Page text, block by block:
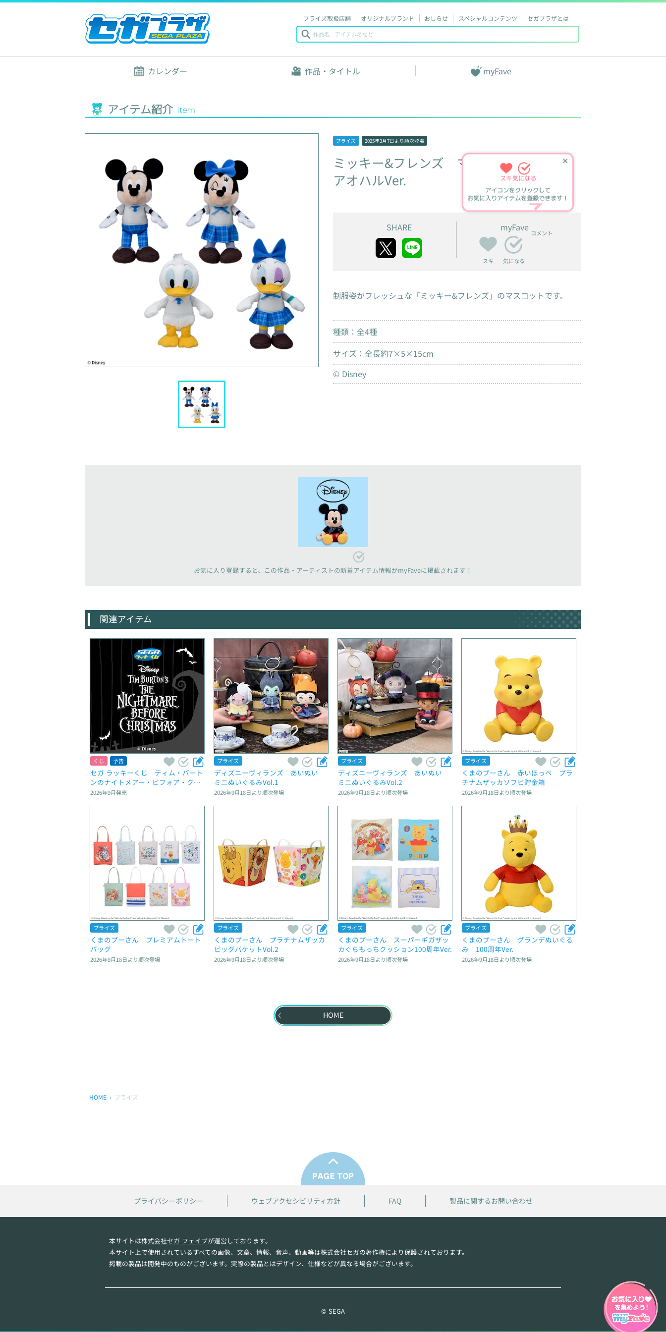
プライズ取扱店舗 オリジナルブランド おしらせ スペシャルコンテンツ セガプラザとは
カレンダー 作品・タイトル myFave
アイテム紹介 Item
プライズ 2025年3月7日 より順次登場
ミッキー&フレンズ
マスコット
アオハルVer.
✕
スキ気になる
アイコンをクリックして
お気に入りアイテムを登録できます！
SHARE myFave
スキ 気になる
コメント
制服姿がフレッシュな「ミッキー&フレンズ」のマスコットです。
種類：全4種
サイズ：全長約7×5×15cm
© Disney
お気に入り登録すると、 この作品・アーティストの新着アイテム情報がmyFaveに掲載されます！
関連アイテム
くじ 予告
セガ ラッキーくじ　ティム・バート
ンのナイトメアー・ビフォア・クリ
スマス
2026年9月発売
プライズ
ディズニーヴィランズ　あいぬい
ミニぬいぐるみVol.1
2026年9月18日より順次登場
プライズ
ディズニーヴィランズ　あいぬい
ミニぬいぐるみVol.2
2026年9月18日より順次登場
プライズ
くまのプーさん　赤いほっぺ　プラ
チナムザッカソフビ貯金箱
2026年9月18日より順次登場
プライズ
くまのプーさん　プレミアムトート
バッグ
2026年9月18日より順次登場
プライズ
くまのプーさん　プラチナムザッカ
ビッグバケットVol.2
2026年9月18日より順次登場
プライズ
くまのプーさん　スーパーギガザッ
カぐらもっちクッション100周年Ver.
2026年9月18日より順次登場
プライズ
くまのプーさん　グランデぬいぐる
み　100周年Ver.
2026年9月18日より順次登場
HOME
HOME プライズ
プライバシーポリシー ウェブアクセシビリティ方針 FAQ 製品に関するお問い合わせ
本サイトは株式会社セガ フェイブが運営しております。
本サイト上で使用されているすべての画像、文章、情報、音声、動画等は株式会社セガの著作権により保護されております。
掲載の製品は開発中のものがございます。実際の製品とはデザイン、仕様などが異なる場合がございます。
© SEGA